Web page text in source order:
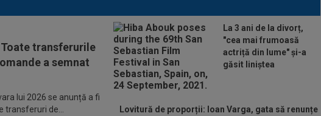
Toate transferurile
a semnat
lui 2026 se anunță a fi
transferuri de...
La 3 ani de la divorț,
"cea mai frumoasă
actriță din lume" și-a
găsit liniștea
Lovitură de proporții: Ioan Varga, gata să renunțe